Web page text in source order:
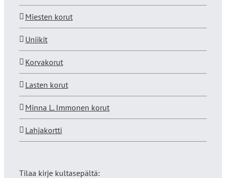
Miesten korut
Uniikit
Korvakorut
Lasten korut
Minna L. Immonen korut
Lahjakortti
Tilaa kirje kultasepältä: